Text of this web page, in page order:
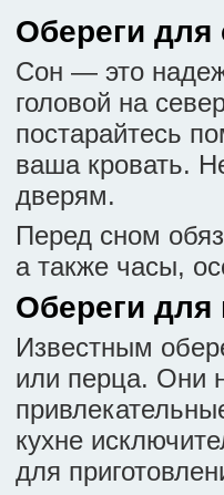
Обереги для
Сон — это
головой на
постарайтесь
ваша кровать.
дверям.
Перед сном
а также часы,
Обереги для
Известным
или перца. Они
кухне
для